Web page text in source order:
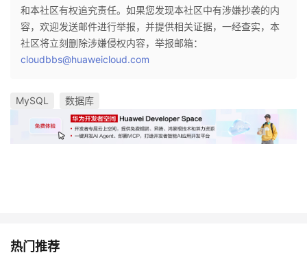
和本社区有权追究责任。如果您发现本社区中有涉嫌抄袭的内
容，欢迎发送邮件进行举报，并提供相关证据，一经查实，本
社区将立刻删除涉嫌侵权内容，举报邮箱：
cloudbbs@huaweicloud.com
MySQL 数据库
热门推荐